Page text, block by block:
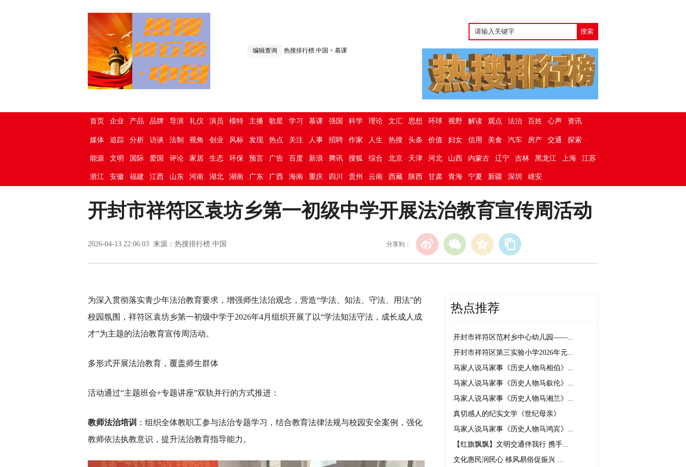
编辑查询 热搜排行榜.中国 > 慕课
首页 企业 产品 品牌 导演 礼仪 演员 模特 主播 歌星 学习 慕课 强国 科学 理论 文汇 思想 环球 视野 解读 观点 法治 百姓 心声 资讯
媒体 追踪 分析 访谈 法制 视角 创业 风标 发现 热点 关注 人事 招聘 作家 人生 热搜 头条 价值 妇女 信用 美食 汽车 房产 交通 探索
能源 文明 国际 爱国 评论 家居 生态 环保 预言 广告 百度 新浪 腾讯 搜狐 综合 北京 天津 河北 山西 内蒙古 辽宁 吉林 黑龙江 上海 江苏
浙江 安徽 福建 江西 山东 河南 湖北 湖南 广东 广西 海南 重庆 四川 贵州 云南 西藏 陕西 甘肃 青海 宁夏 新疆 深圳 雄安
开封市祥符区袁坊乡第一初级中学开展法治教育宣传周活动
2026-04-13 22:06:03 来源：热搜排行榜.中国 分享到：
为深入贯彻落实青少年法治教育要求，增强师生法治观念，营造“学法、知法、守法、用法”的
校园氛围，祥符区袁坊乡第一初级中学于2026年4月组织开展了以“学法知法守法，成长成人成
才”为主题的法治教育宣传周活动。
多形式开展法治教育，覆盖师生群体
活动通过“主题班会+专题讲座”双轨并行的方式推进：
教师法治培训
：组织全体教职工参与法治专题学习，结合教育法律法规与校园安全案例，强化
教师依法执教意识，提升法治教育指导能力。
热点推荐
开封市祥符区范村乡中心幼儿园——...
开封市祥符区第三实验小学2026年元...
马家人说马家事《历史人物马相伯》...
马家人说马家事《历史人物马叙伦》...
马家人说马家事《历史人物马湘兰》...
真切感人的纪实文学《世纪母亲》
马家人说马家事《历史人物马鸿宾》...
【红旗飘飘】文明交通伴我行 携手...
文化惠民润民心 移风易俗促振兴 ...